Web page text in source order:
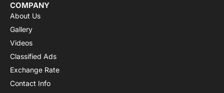
COMPANY
About Us
Gallery
Videos
Classified Ads
Exchange Rate
Contact Info